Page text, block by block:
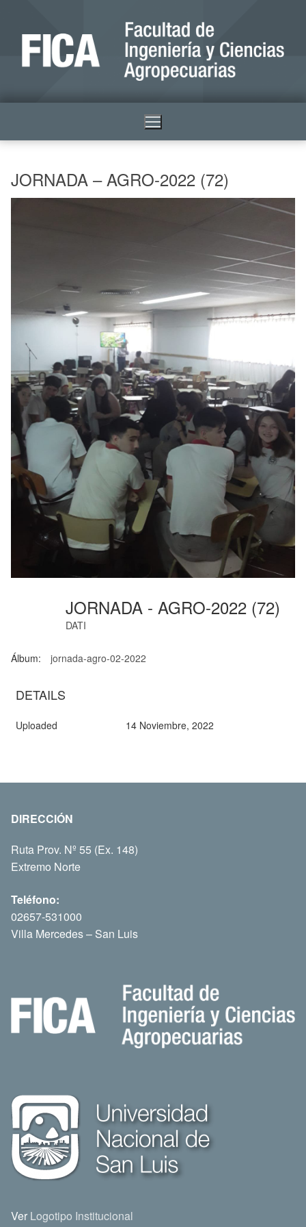
JORNADA – AGRO-2022 (72)
JORNADA - AGRO-2022 (72)
DATI
Álbum: jornada-agro-02-2022
DETAILS
Uploaded 14 Noviembre, 2022
DIRECCIÓN
Ruta Prov. Nº 55 (Ex. 148)
Extremo Norte
Teléfono:
02657-531000
Villa Mercedes – San Luis
Ver Logotipo Institucional